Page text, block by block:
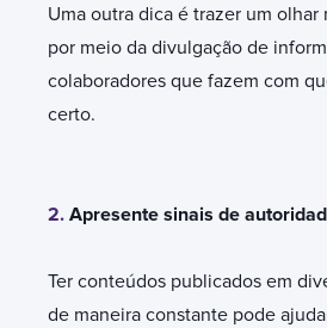
Uma outra dica é trazer um olhar
por meio da divulgação de
colaboradores que fazem com
certo.
2. Apresente sinais de
Ter conteúdos publicados em
de maneira constante pode